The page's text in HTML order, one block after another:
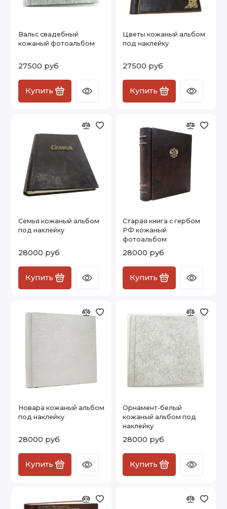
Вальс свадебный
кожаный фотоальбом
27500 руб
Купить
Цветы кожаный альбом
под наклейку
27500 руб
Купить
Семья кожаный альбом
под наклейку
28000 руб
Купить
Старая книга с гербом
РФ кожаный
фотоальбом
28000 руб
Купить
Новара кожаный альбом
под наклейку
28000 руб
Купить
Орнамент-белый
кожаный альбом под
наклейку
28000 руб
Купить